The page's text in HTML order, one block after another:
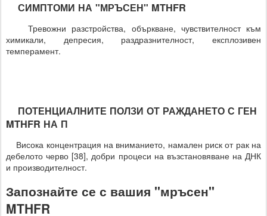
СИМПТОМИ НА "МРЪСЕН" MTHFR
Тревожни разстройства, объркване, чувствителност към
химикали, депресия, раздразнителност, експлозивен
темперамент.
ПОТЕНЦИАЛНИТЕ ПОЛЗИ ОТ РАЖДАНЕТО С ГЕН
MTHFR НА П
Висока концентрация на вниманието, намален риск от рак на
дебелото черво [38], добри процеси на възстановяване на ДНК
и производителност.
Запознайте се с вашия "мръсен"
MTHFR